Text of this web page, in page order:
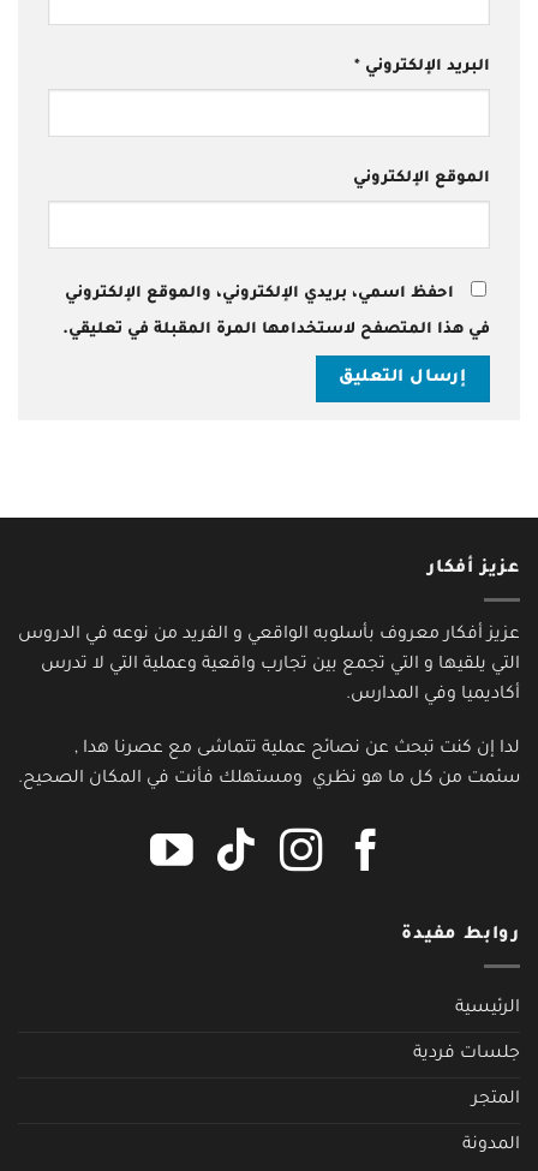
البريد الإلكتروني *
الموقع الإلكتروني
احفظ اسمي، بريدي الإلكتروني، والموقع الإلكتروني
في هذا المتصفح لاستخدامها المرة المقبلة في تعليقي.
عزيز أفكار
عزيز أفكار معروف بأسلوبه الواقعي و الفريد من نوعه في الدروس
التي يلقيها و التي تجمع بين تجارب واقعية وعملية التي لا تدرس
أكاديميا وفي المدارس.
لدا إن كنت تبحث عن نصائح عملية تتماشى مع عصرنا هدا ,
سئمت من كل ما هو نظري ومستهلك فأنت في المكان الصحيح.
روابط مفيدة
الرئيسية
جلسات فردية
المتجر
المدونة